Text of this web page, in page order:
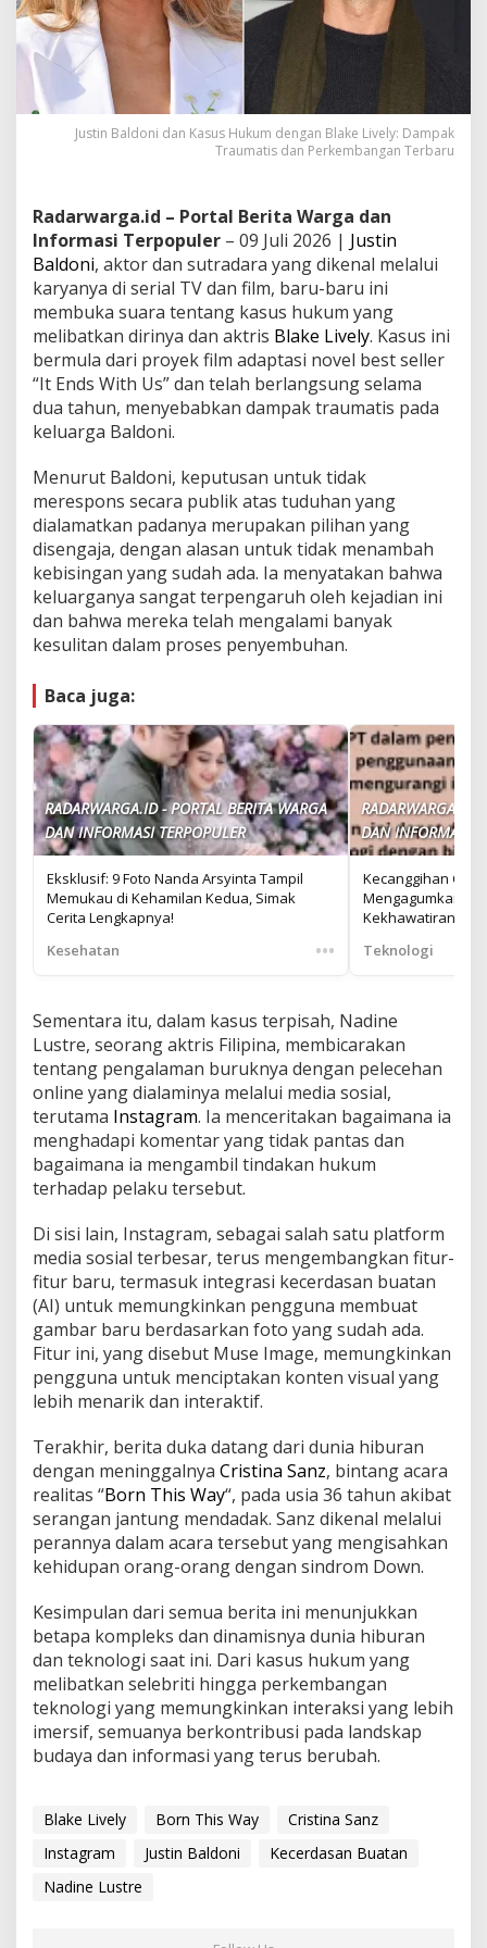
Justin Baldoni dan Kasus Hukum dengan Blake Lively: Dampak
Traumatis dan Perkembangan Terbaru
Radarwarga.id – Portal Berita Warga dan
Informasi Terpopuler – 09 Juli 2026 | Justin
Baldoni, aktor dan sutradara yang dikenal melalui
karyanya di serial TV dan film, baru-baru ini
membuka suara tentang kasus hukum yang
melibatkan dirinya dan aktris Blake Lively. Kasus ini
bermula dari proyek film adaptasi novel best seller
“It Ends With Us” dan telah berlangsung selama
dua tahun, menyebabkan dampak traumatis pada
keluarga Baldoni.
Menurut Baldoni, keputusan untuk tidak
merespons secara publik atas tuduhan yang
dialamatkan padanya merupakan pilihan yang
disengaja, dengan alasan untuk tidak menambah
kebisingan yang sudah ada. Ia menyatakan bahwa
keluarganya sangat terpengaruh oleh kejadian ini
dan bahwa mereka telah mengalami banyak
kesulitan dalam proses penyembuhan.
Baca juga:
RADARWARGA.ID - PORTAL BERITA WARGA
DAN INFORMASI TERPOPULER
Eksklusif: 9 Foto Nanda Arsyinta Tampil
Memukau di Kehamilan Kedua, Simak
Cerita Lengkapnya!
Kesehatan
•••
RADARWARGA.ID
DAN INFORMASI
Kecanggihan Chat
Mengagumkan,
Kekhawatiran
Teknologi
Sementara itu, dalam kasus terpisah, Nadine
Lustre, seorang aktris Filipina, membicarakan
tentang pengalaman buruknya dengan pelecehan
online yang dialaminya melalui media sosial,
terutama Instagram. Ia menceritakan bagaimana ia
menghadapi komentar yang tidak pantas dan
bagaimana ia mengambil tindakan hukum
terhadap pelaku tersebut.
Di sisi lain, Instagram, sebagai salah satu platform
media sosial terbesar, terus mengembangkan fitur-
fitur baru, termasuk integrasi kecerdasan buatan
(AI) untuk memungkinkan pengguna membuat
gambar baru berdasarkan foto yang sudah ada.
Fitur ini, yang disebut Muse Image, memungkinkan
pengguna untuk menciptakan konten visual yang
lebih menarik dan interaktif.
Terakhir, berita duka datang dari dunia hiburan
dengan meninggalnya Cristina Sanz, bintang acara
realitas “Born This Way“, pada usia 36 tahun akibat
serangan jantung mendadak. Sanz dikenal melalui
perannya dalam acara tersebut yang mengisahkan
kehidupan orang-orang dengan sindrom Down.
Kesimpulan dari semua berita ini menunjukkan
betapa kompleks dan dinamisnya dunia hiburan
dan teknologi saat ini. Dari kasus hukum yang
melibatkan selebriti hingga perkembangan
teknologi yang memungkinkan interaksi yang lebih
imersif, semuanya berkontribusi pada landskap
budaya dan informasi yang terus berubah.
Blake Lively Born This Way
Cristina Sanz
Instagram
Justin Baldoni
Kecerdasan Buatan
Nadine Lustre